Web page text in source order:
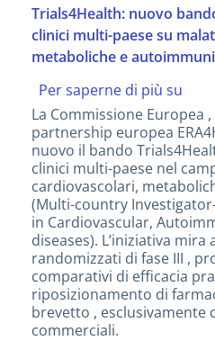
Trials4Health: nuovo
clinici multi-paese su
metaboliche e autoimmuni
Per saperne di più su
per
su
e
La Commissione Europea
partnership europea
nuovo il bando
clinici multi-paese nel
cardiovascolari,
(Multi-country
in Cardiovascular,
diseases). L’iniziativa
randomizzati di fase III ,
comparativi di efficacia
riposizionamento di
brevetto , esclusivamente
commerciali.